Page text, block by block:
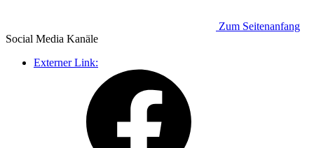
Zum Seitenanfang
Social Media Kanäle
Externer Link: